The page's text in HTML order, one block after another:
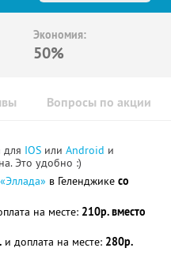
Экономия:
50%
Вопросы по акции
для IOS или Android и
Это удобно :)
«Эллада» в Геленджике со
на месте: 210р. вместо
и доплата на месте: 280р.